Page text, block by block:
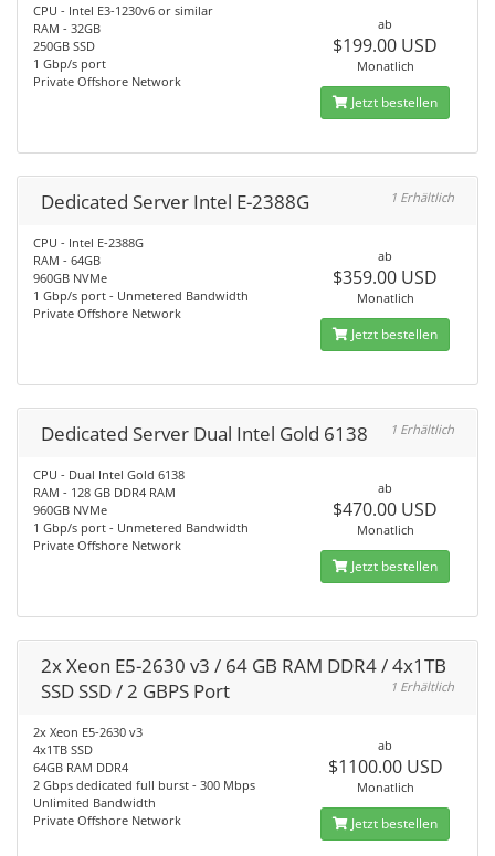
CPU - Intel E3-1230v6 or similar
RAM - 32GB
250GB SSD
1 Gbp/s port
Private Offshore Network
ab
$199.00 USD
Monatlich
Jetzt bestellen
Dedicated Server Intel E-2388G 1 Erhältlich
CPU - Intel E-2388G
RAM - 64GB
960GB NVMe
1 Gbp/s port - Unmetered Bandwidth
Private Offshore Network
ab
$359.00 USD
Monatlich
Jetzt bestellen
Dedicated Server Dual Intel Gold 6138 1 Erhältlich
CPU - Dual Intel Gold 6138
RAM - 128 GB DDR4 RAM
960GB NVMe
1 Gbp/s port - Unmetered Bandwidth
Private Offshore Network
ab
$470.00 USD
Monatlich
Jetzt bestellen
2x Xeon E5-2630 v3 / 64 GB RAM DDR4 / 4x1TB
SSD SSD / 2 GBPS Port
1 Erhältlich
2x Xeon E5-2630 v3
4x1TB SSD
64GB RAM DDR4
2 Gbps dedicated full burst - 300 Mbps
Unlimited Bandwidth
Private Offshore Network
ab
$1100.00 USD
Monatlich
Jetzt bestellen